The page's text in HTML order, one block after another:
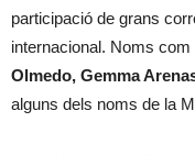
participació de grans
internacional. Noms com
Olmedo, Gemma
alguns dels noms de la